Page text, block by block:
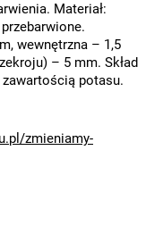
Materiał:
wewnętrzna – 1,5
– 5 mm. Skład
potasu.
zmieniamy-